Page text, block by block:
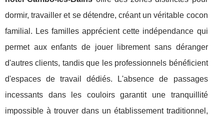
dormir, travailler et se détendre, créant un véritable cocon
familial. Les familles apprécient cette indépendance qui
permet aux enfants de jouer librement sans déranger
d'autres clients, tandis que les professionnels bénéficient
d'espaces de travail dédiés. L'absence de passages
incessants dans les couloirs garantit une tranquillité
impossible à trouver dans un établissement traditionnel,